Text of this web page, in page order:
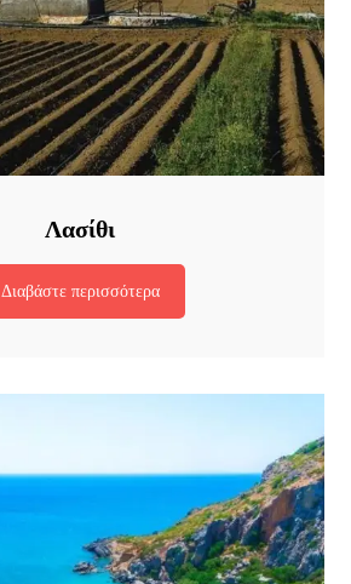
Λασίθι
Διαβάστε περισσότερα